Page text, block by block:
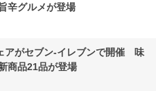
辛グルメが登場
アがセブン-イレブンで開催 味
商品21品が登場